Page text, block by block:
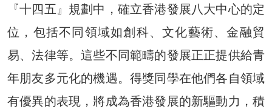
『十四五』規劃中，確立香港發展八大中心的定
位，包括不同領域如創科、文化藝術、金融貿
易、法律等。這些不同範疇的發展正正提供給青
年朋友多元化的機遇。得獎同學在他們各自領域
有優異的表現，將成為香港發展的新驅動力，積